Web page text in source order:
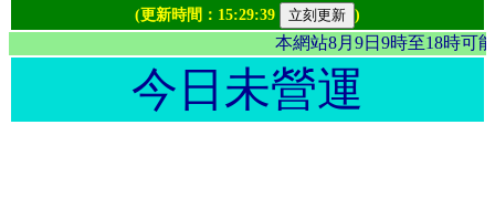
(更新時間： 15:29:39 )
本網站8月9日9時至18時
今日未營運